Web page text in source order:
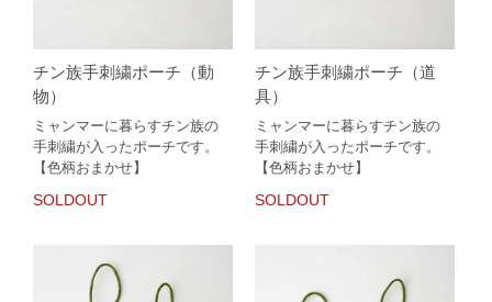
チン族手刺繍ポーチ（動
物）
ミャンマーに暮らすチン族の
手刺繍が入ったポーチです。
【色柄おまかせ】
SOLDOUT
チン族手刺繍ポーチ（道
具）
ミャンマーに暮らすチン族の
手刺繍が入ったポーチです。
【色柄おまかせ】
SOLDOUT